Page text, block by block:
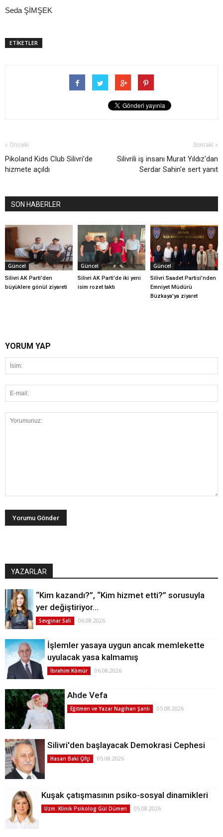
Seda ŞİMŞEK
ETİKETLER
« Önceki
Pikoland Kids Club Silivri’de
hizmete açıldı
Sonraki »
Silivrili iş insanı Murat Yıldız'dan
Serdar Sahin'e sert yanıt
SON HABERLER
Güncel
Silivri AK Parti'den
büyüklere gönül ziyareti
Güncel
Silivri AK Parti'de iki yeni
isim rozet taktı
Güncel
Silivri Saadet Partisi'nden
Emniyet Müdürü
Büzkaya'ya ziyaret
YORUM YAP
YAZARLAR
“Kim kazandı?”, “Kim hizmet etti?” sorusuyla
yer değiştiriyor…
Sevginar Sali 06.08.2026
İşlemler yasaya uygun ancak memlekette
uyulacak yasa kalmamış
İbrahim Kömür 06.08.2026
Ahde Vefa
Eğitmen ve Yazar Nagihan Şanlı 05.08.2026
Silivri'den başlayacak Demokrasi Cephesi
Hasan Baki Çifçi 05.08.2026
Kuşak çatışmasının psiko-sosyal dinamikleri
Uzm. Klinik Psikolog Gül Dümen 05.08.2026